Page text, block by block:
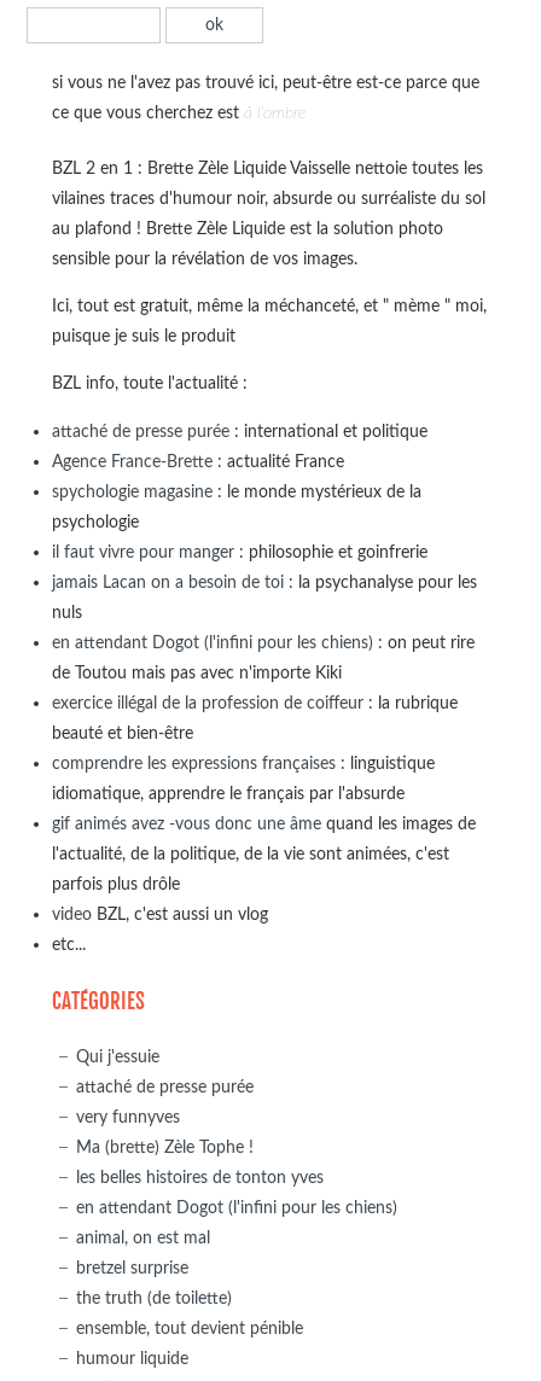
si vous ne l'avez pas trouvé ici, peut-être est-ce parce que
ce que vous cherchez est à l'ombre
BZL 2 en 1 : Brette Zèle Liquide Vaisselle nettoie toutes les
vilaines traces d'humour noir, absurde ou surréaliste du sol
au plafond ! Brette Zèle Liquide est la solution photo
sensible pour la révélation de vos images.
Ici, tout est gratuit, même la méchanceté, et " mème " moi,
puisque je suis le produit
BZL info, toute l'actualité :
attaché de presse purée: international et politique
Agence France-Brette: actualité France
spychologie magasine: le monde mystérieux de la
psychologie
il faut vivre pour manger: philosophie et goinfrerie
jamais Lacan on a besoin de toi: la psychanalyse pour les
nuls
en attendant Dogot (l'infini pour les chiens): on peut rire
de Toutou mais pas avec n'importe Kiki
exercice illégal de la profession de coiffeur: la rubrique
beauté et bien-être
comprendre les expressions françaises: linguistique
idiomatique, apprendre le français par l'absurde
gif animés avez -vous donc une âmequand les images de
l'actualité, de la politique, de la vie sont animées, c'est
parfois plus drôle
videoBZL, c'est aussi un vlog
etc...
CATÉGORIES
Qui j'essuie
attaché de presse purée
very funnyves
Ma (brette) Zèle Tophe !
les belles histoires de tonton yves
en attendant Dogot (l'infini pour les chiens)
animal, on est mal
bretzel surprise
the truth (de toilette)
ensemble, tout devient pénible
humour liquide